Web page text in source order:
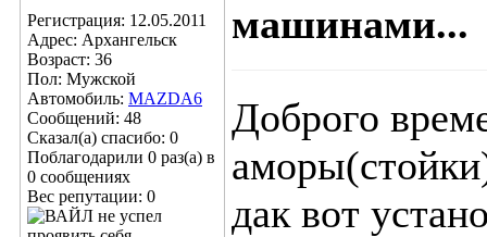
Регистрация: 12.05.2011
Адрес: Архангельск
Возраст: 36
Пол: Мужской
Автомобиль: MAZDA6
Сообщений: 48
Сказал(а) спасибо: 0
Поблагодарили 0 раз(а) в
0 сообщениях
Вес репутации: 0
машинами...
Доброго
дак вот